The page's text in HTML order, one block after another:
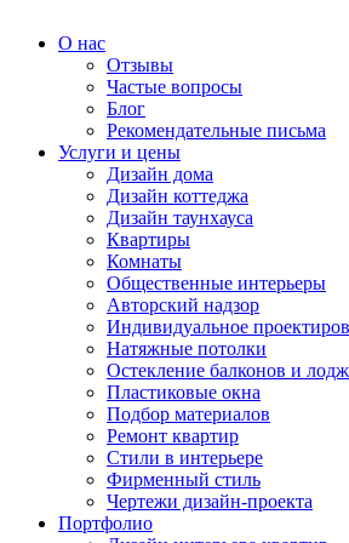
О нас
Отзывы
Частые вопросы
Блог
Рекомендательные письма
Услуги и цены
Дизайн дома
Дизайн коттеджа
Дизайн таунхауса
Квартиры
Комнаты
Общественные интерьеры
Авторский надзор
Индивидуальное
Натяжные потолки
Остекление балконов и
Пластиковые окна
Подбор материалов
Ремонт квартир
Стили в интерьере
Фирменный стиль
Чертежи дизайн-проекта
Портфолио